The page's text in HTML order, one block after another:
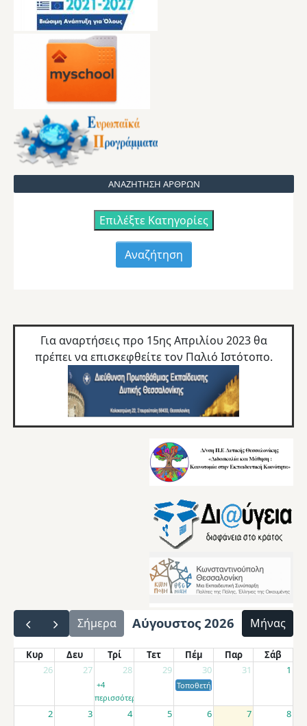
ΑΝΑΖΗΤΗΣΗ ΑΡΘΡΩΝ
Επιλέξτε Κατηγορίες
Για αναρτήσεις προ 15ης Απριλίου 2023 θα
πρέπει να επισκεφθείτε τον Παλιό Ιστότοπο.
Σήμερα Αύγουστος 2026 Μήνας
Κυρ Δευ Τρί Τετ Πέμ Παρ
Σάβ
26
27 28 29 30 31 1
+4
περισσότερα
Τοποθετήσεις αποσπασμένων
2 3 4 5 6 7 8